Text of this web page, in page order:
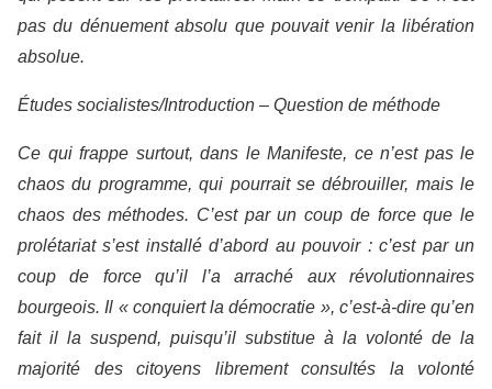
pas du dénuement absolu que pouvait venir la libération
absolue.
Études socialistes/Introduction – Question de méthode
Ce qui frappe surtout, dans le Manifeste, ce n’est pas le
chaos du programme, qui pourrait se débrouiller, mais le
chaos des méthodes. C’est par un coup de force que le
prolétariat s’est installé d’abord au pouvoir : c’est par un
coup de force qu’il l’a arraché aux révolutionnaires
bourgeois. Il « conquiert la démocratie », c’est-à-dire qu’en
fait il la suspend, puisqu’il substitue à la volonté de la
majorité des citoyens librement consultés la volonté